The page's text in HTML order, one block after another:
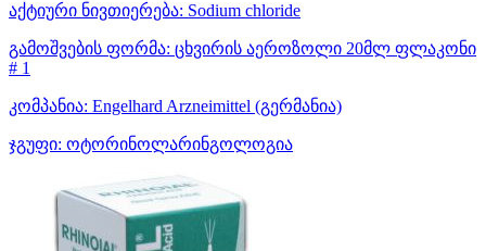
აქტიური ნივთიერება: Sodium chloride
გამოშვების ფორმა: ცხვირის აეროზოლი 20მლ ფლაკონი
# 1
კომპანია: Engelhard Arzneimittel (გერმანია)
ჯგუფი: ოტორინოლარინგოლოგია